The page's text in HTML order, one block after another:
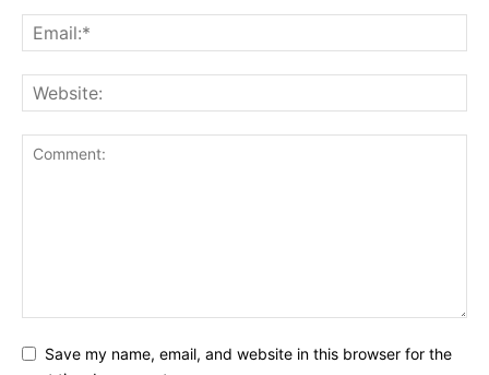
Save my name, email, and website in this browser for the